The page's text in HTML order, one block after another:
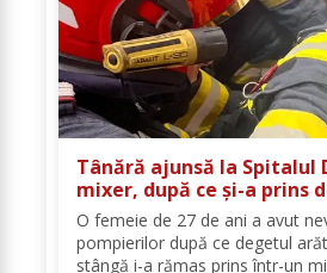
Tânără ajunsă la Spitalul
mixer, după ce și-a prins
O femeie de 27 de ani a avut
pompierilor după ce degetul
stângă i-a rămas prins într-un